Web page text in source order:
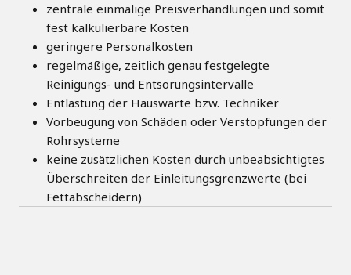
zentrale einmalige Preisverhandlungen und somit
fest kalkulierbare Kosten
geringere Personalkosten
regelmäßige, zeitlich genau festgelegte
Reinigungs- und Entsorungsintervalle
Entlastung der Hauswarte bzw. Techniker
Vorbeugung von Schäden oder Verstopfungen der
Rohrsysteme
keine zusätzlichen Kosten durch unbeabsichtigtes
Überschreiten der Einleitungsgrenzwerte (bei
Fettabscheidern)